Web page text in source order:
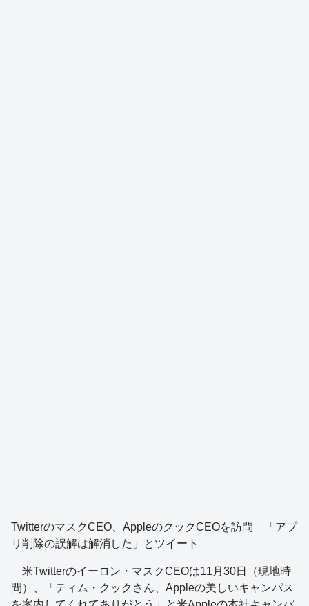
TwitterのマスクCEO、AppleのクックCEOを訪問 「アプ
リ削除の誤解は解消した」とツイート
米Twitterのイーロン・マスクCEOは11月30日（現地時
間）、「ティム・クックさん、Appleの美しいキャンパス